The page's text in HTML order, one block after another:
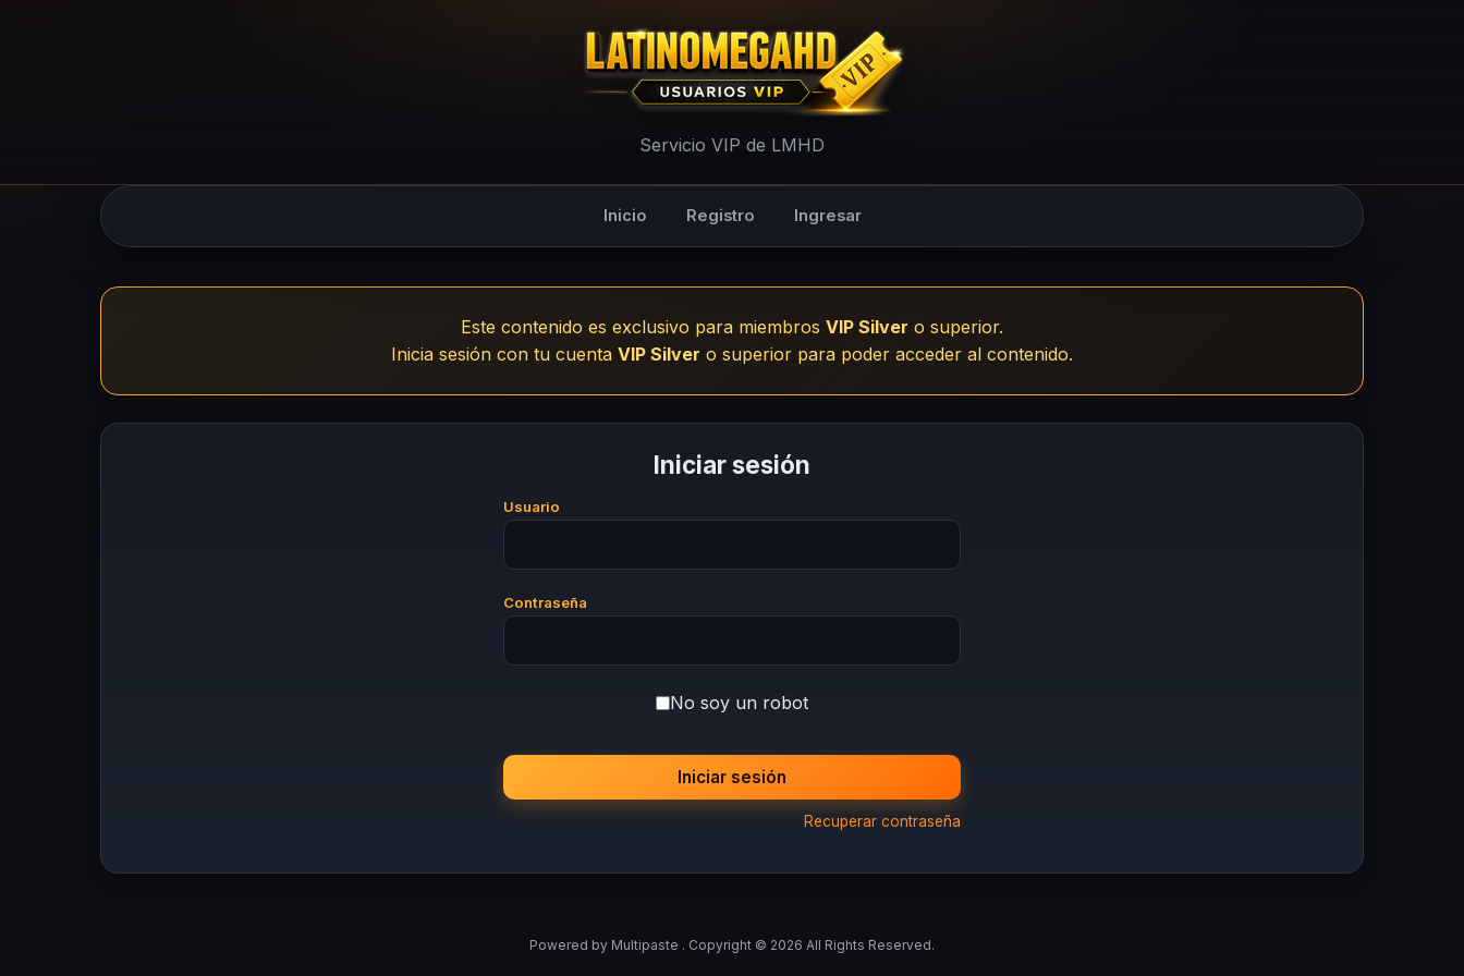
Servicio VIP de LMHD
Inicio Registro Ingresar
Este contenido es exclusivo para miembros VIP Silver o superior.
Inicia sesión con tu cuenta VIP Silver o superior para poder acceder al contenido.
Iniciar sesión
Usuario
Contraseña
No soy un robot
Iniciar sesión
Recuperar contraseña
Powered by Multipaste . Copyright © 2026 All Rights Reserved.